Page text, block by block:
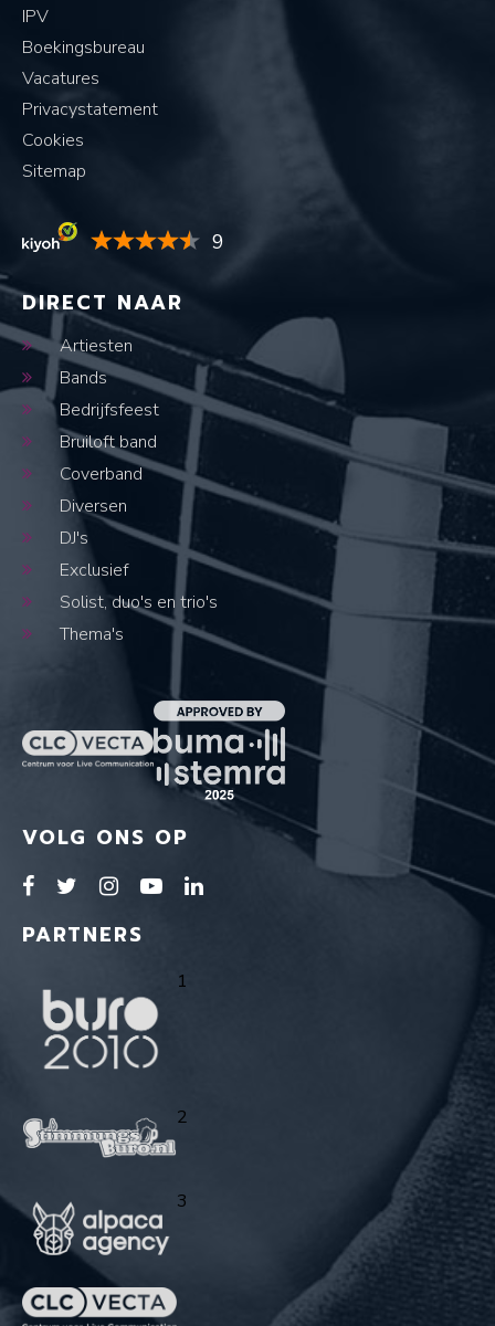
IPV
Boekingsbureau
Vacatures
Privacystatement
Cookies
Sitemap
9
DIRECT NAAR
Artiesten
Bands
Bedrijfsfeest
Bruiloft band
Coverband
Diversen
DJ's
Exclusief
Solist, duo's en trio's
Thema's
VOLG ONS OP
PARTNERS
1
2
3